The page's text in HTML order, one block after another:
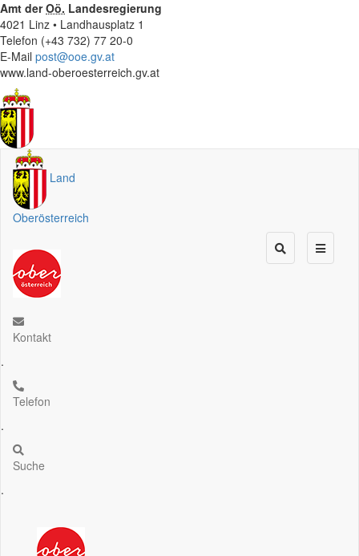
Amt derOö. Landesregierung
4021 Linz • Landhausplatz 1
Telefon (+43 732) 77 20-0
E-Mail post@ooe.gv.at
www.land-oberoesterreich.gv.at
Land
Oberösterreich
Kontakt
.
Telefon
.
Suche
.